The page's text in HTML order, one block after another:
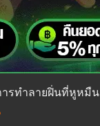
การทำลายฝิ่นที่หูหมืน